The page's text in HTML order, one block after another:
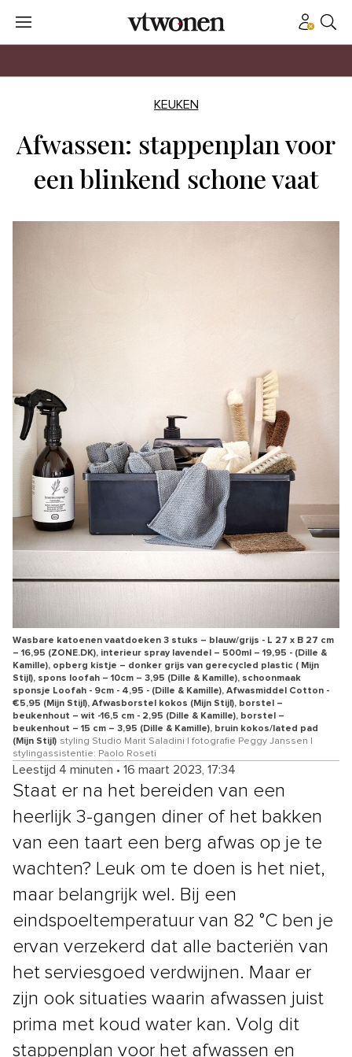
KEUKEN
Afwassen: stappenplan voor
een blinkend schone vaat
Wasbare katoenen vaatdoeken 3 stuks – blauw/grijs - L 27 x B 27 cm
– 16,95 (ZONE.DK), interieur spray lavendel – 500ml – 19,95 - (Dille &
Kamille), opberg kistje – donker grijs van gerecycled plastic ( Mijn
Stijl), spons loofah – 10cm – 3,95 (Dille & Kamille), schoonmaak
sponsje Loofah - 9cm - 4,95 - (Dille & Kamille), Afwasmiddel Cotton -
€5,95 (Mijn Stijl), Afwasborstel kokos (Mijn Stijl), borstel –
beukenhout – wit -16,5 cm - 2,95 (Dille & Kamille), borstel –
beukenhout – 15 cm – 3,95 (Dille & Kamille), bruin kokos/lated pad
(Mijn Stijl) styling Studio Marit Saladini | fotografie Peggy Janssen |
stylingassistentie: Paolo Roseti
Leestijd 4 minuten • 16 maart 2023, 17:34
Staat er na het bereiden van een
heerlijk 3-gangen diner of het bakken
van een taart een berg afwas op je te
wachten? Leuk om te doen is het niet,
maar belangrijk wel. Bij een
eindspoeltemperatuur van 82 °C ben je
ervan verzekerd dat alle bacteriën van
het serviesgoed verdwijnen. Maar er
zijn ook situaties waarin afwassen juist
prima met koud water kan. Volg dit
stappenplan voor het afwassen en